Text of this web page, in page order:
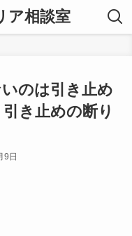
ア相談室
のは引き止め
き止めの断り
9日